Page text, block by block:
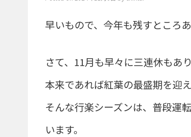
早いもので、今年も残すところ
さて、11月も早々に三連休もあ
本来であれば紅葉の最盛期を迎
そんな行楽シーズンは、普段運
います。